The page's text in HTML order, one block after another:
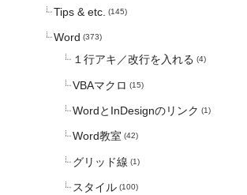
Tips & etc. (145)
Word (373)
１行アキ／改行を入れる (4)
VBAマクロ (15)
WordとInDesignのリンク (1)
Word教室 (42)
グリッド線 (1)
スタイル (100)